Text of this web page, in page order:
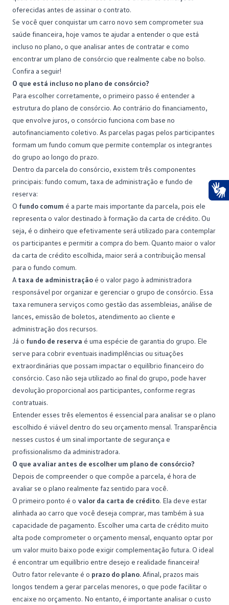
oferecidas antes de assinar o contrato.
Se você quer conquistar um carro novo sem comprometer sua
saúde financeira, hoje vamos te ajudar a entender o que está
incluso no plano, o que analisar antes de contratar e como
encontrar um plano de consórcio que realmente cabe no bolso.
Confira a seguir!
O que está incluso no plano de consórcio?
Para escolher corretamente, o primeiro passo é entender a
estrutura do plano de consórcio. Ao contrário do financiamento,
que envolve juros, o consórcio funciona com base no
autofinanciamento coletivo. As parcelas pagas pelos participantes
formam um fundo comum que permite contemplar os integrantes
do grupo ao longo do prazo.
Dentro da parcela do consórcio, existem três componentes
principais: fundo comum, taxa de administração e fundo de
reserva:
O fundo comum é a parte mais importante da parcela, pois ele
representa o valor destinado à formação da carta de crédito. Ou
seja, é o dinheiro que efetivamente será utilizado para contemplar
os participantes e permitir a compra do bem. Quanto maior o valor
da carta de crédito escolhida, maior será a contribuição mensal
para o fundo comum.
A taxa de administraçãoé o valor pago à administradora
responsável por organizar e gerenciar o grupo de consórcio. Essa
taxa remunera serviços como gestão das assembleias, análise de
lances, emissão de boletos, atendimento ao cliente e
administração dos recursos.
Já o fundo de reserva é uma espécie de garantia do grupo. Ele
serve para cobrir eventuais inadimplências ou situações
extraordinárias que possam impactar o equilíbrio financeiro do
consórcio. Caso não seja utilizado ao final do grupo, pode haver
devolução proporcional aos participantes, conforme regras
contratuais.
Entender esses três elementos é essencial para analisar se o plano
escolhido é viável dentro do seu orçamento mensal. Transparência
nesses custos é um sinal importante de segurança e
profissionalismo da administradora.
O que avaliar antes de escolher um plano de consórcio?
Depois de compreender o que compõe a parcela, é hora de
avaliar se o plano realmente faz sentido para você.
O primeiro ponto é o valor da carta de crédito. Ela deve estar
alinhada ao carro que você deseja comprar, mas também à sua
capacidade de pagamento. Escolher uma carta de crédito muito
alta pode comprometer o orçamento mensal, enquanto optar por
um valor muito baixo pode exigir complementação futura. O ideal
é encontrar um equilíbrio entre desejo e realidade financeira!
Outro fator relevante é o prazo do plano. Afinal, prazos mais
longos tendem a gerar parcelas menores, o que pode facilitar o
encaixe no orçamento. No entanto, é importante analisar o custo